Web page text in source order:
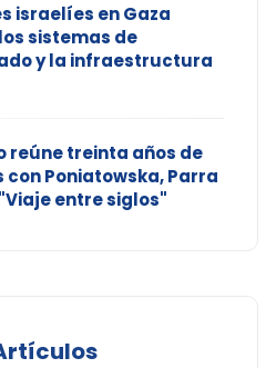
israelíes en Gaza
sistemas de
y la infraestructura
reúne treinta años de
Poniatowska, Parra
entre siglos"